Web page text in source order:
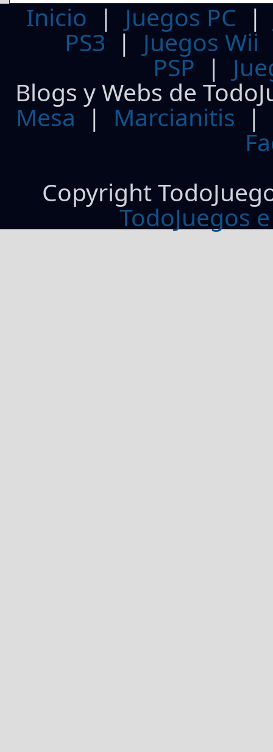
Inicio | Juegos PC
PS3| Juegos Wii
PSP |
Blogs y Webs de
Mesa | Marcianitis |
Copyright
TodoJuegos